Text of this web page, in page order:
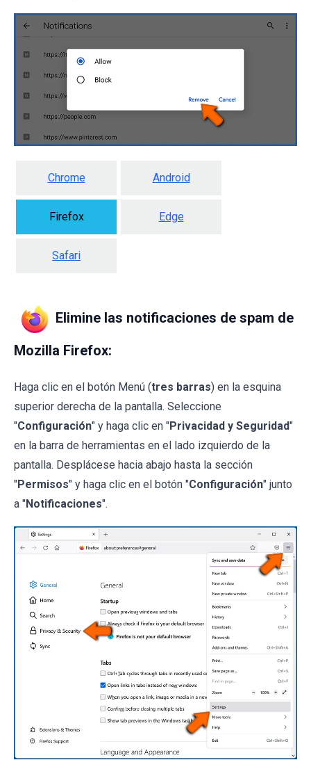
Chrome Android
Firefox Edge
Safari
Elimine las notificaciones de spam de
Mozilla Firefox:
Haga clic en el botón Menú (tres barras) en la esquina
superior derecha de la pantalla. Seleccione
"Configuración" y haga clic en "Privacidad y Seguridad"
en la barra de herramientas en el lado izquierdo de la
pantalla. Desplácese hacia abajo hasta la sección
"Permisos" y haga clic en el botón "Configuración" junto
a "Notificaciones".